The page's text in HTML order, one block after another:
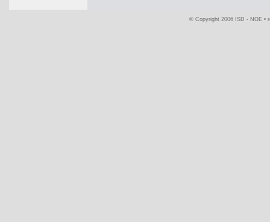
© Copyright 2006 ISD - NOE •